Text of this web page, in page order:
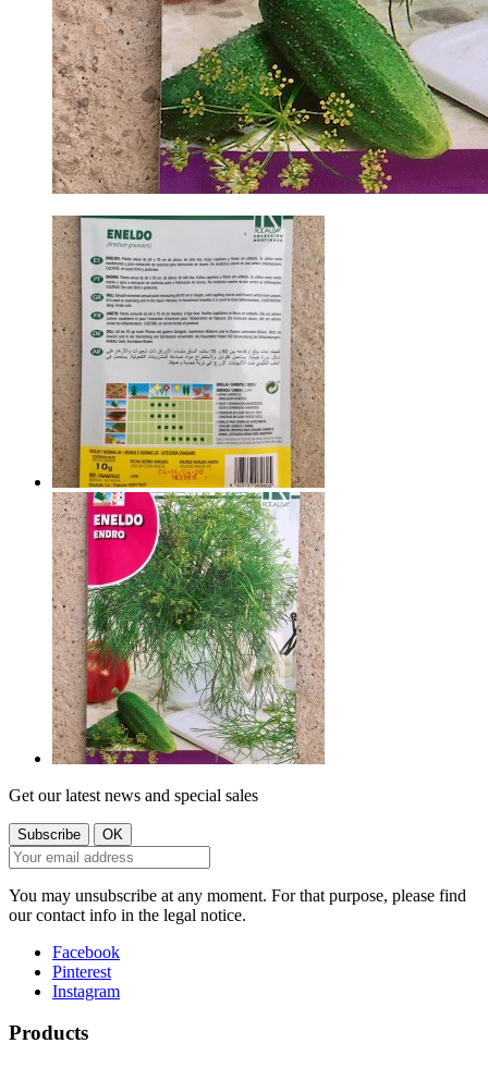
Get our latest news and special sales
You may unsubscribe at any moment. For that purpose, please find
our contact info in the legal notice.
Facebook
Pinterest
Instagram
Products